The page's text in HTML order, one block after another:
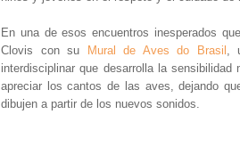
En una de esos encuentros inesperados
Clovis con su
Mural de Aves do Brasil
,
interdisciplinar que desarrolla la sensibilidad
apreciar los cantos de las aves, dejando
dibujen a partir de los nuevos sonidos.